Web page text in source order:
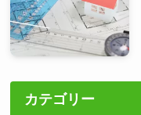
カテゴリー